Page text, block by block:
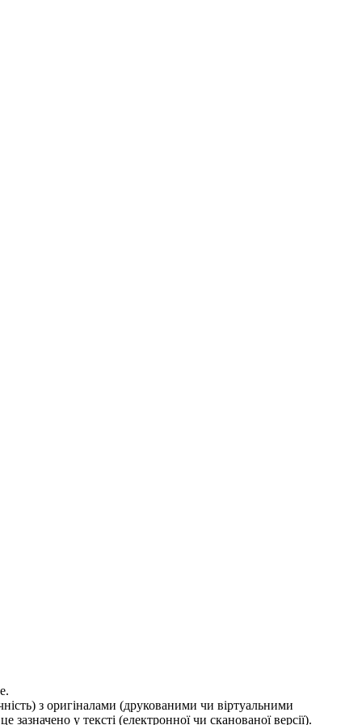
з оригіналами (друкованими чи віртуальними
у тексті (електронної чи сканованої версії).